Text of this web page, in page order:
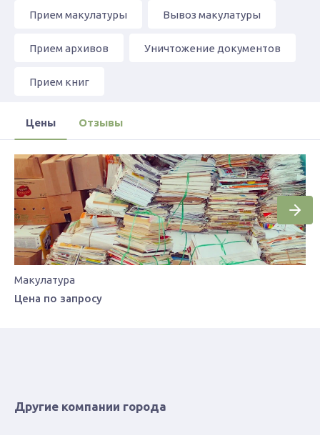
Прием макулатуры Вывоз макулатуры
Прием архивов Уничтожение документов
Прием книг
Цены Отзывы
Макулатура
Цена по запросу
Другие компании города